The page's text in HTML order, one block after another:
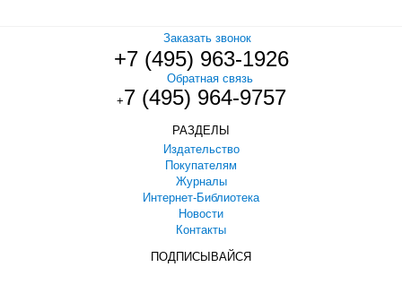
Заказать звонок
+7 (495) 963-1926
Обратная связь
+7 (495) 964-9757
РАЗДЕЛЫ
Издательство
Покупателям
Журналы
Интернет-Библиотека
Новости
Контакты
ПОДПИСЫВАЙСЯ